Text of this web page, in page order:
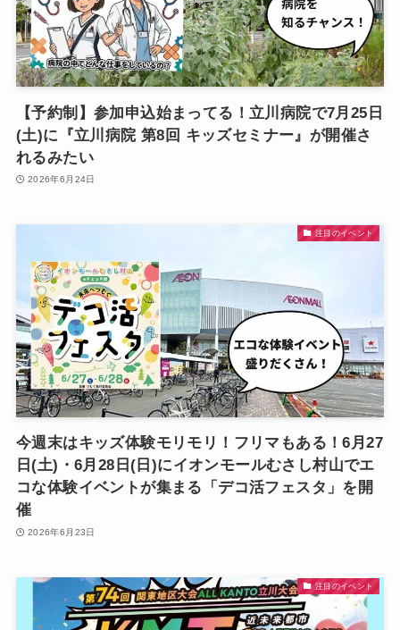
【予約制】参加申込始まってる！立川病院で7月25日
(土)に『立川病院 第8回 キッズセミナー』が開催さ
れるみたい
2026年6月24日
注目のイベント
今週末はキッズ体験モリモリ！フリマもある！6月27
日(土)・6月28日(日)にイオンモールむさし村山でエ
コな体験イベントが集まる「デコ活フェスタ」を開
催
2026年6月23日
注目のイベント